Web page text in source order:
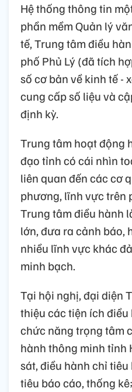
Hệ thống thông tin
phần mềm Quản lý
tế, Trung tâm điều
phố Phủ Lý (đã tích
số cơ bản về kinh tế -
cung cấp số liệu và
định kỳ.
Trung tâm hoạt động
đạo tỉnh có cái nhìn
liên quan đến các cơ
phương, lĩnh vực trên
Trung tâm điều hành
lớn, đưa ra cảnh báo,
nhiều lĩnh vực khác
minh bạch.
Tại hội nghị, đại diện
thiệu các tiện ích
chức năng trọng tâm
hành thông minh tỉnh
sát, điều hành chỉ
tiêu báo cáo, thống